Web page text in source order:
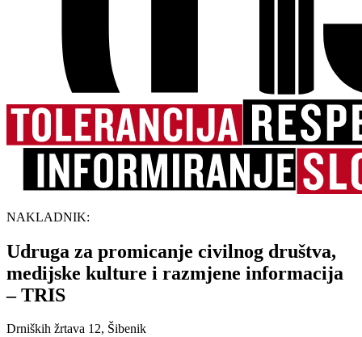
NAKLADNIK:
Udruga za promicanje civilnog društva,
medijske kulture i razmjene informacija
– TRIS
Drniških žrtava 12, Šibenik